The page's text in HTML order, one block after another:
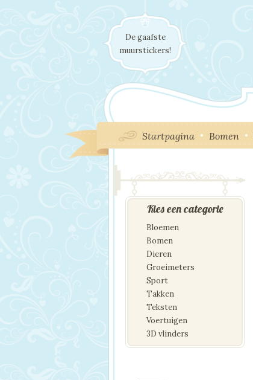
De gaafste
muurstickers!
Startpagina Bomen
Kies een categorie
Bloemen
Bomen
Dieren
Groeimeters
Sport
Takken
Teksten
Voertuigen
3D vlinders